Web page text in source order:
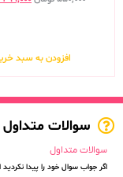
افزودن به سبد
سوالات متداول
سوالات متداول
اگر جواب سوال خود را پیدا